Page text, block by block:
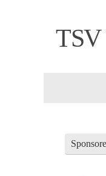
TSV